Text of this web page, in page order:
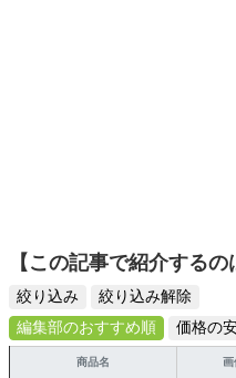
【この記事で紹介するの
絞り込み
絞り込み解除
編集部のおすすめ順
価格の
商品名 画